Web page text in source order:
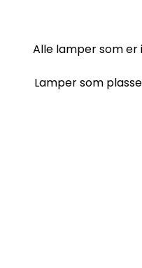
Alle lamper som er
Lamper som